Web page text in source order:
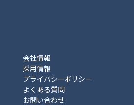
会社情報
採用情報
プライバシーポリシー
よくある質問
お問い合わせ